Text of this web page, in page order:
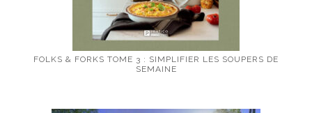
FOLKS & FORKS TOME 3 : SIMPLIFIER LES SOUPERS DE
SEMAINE